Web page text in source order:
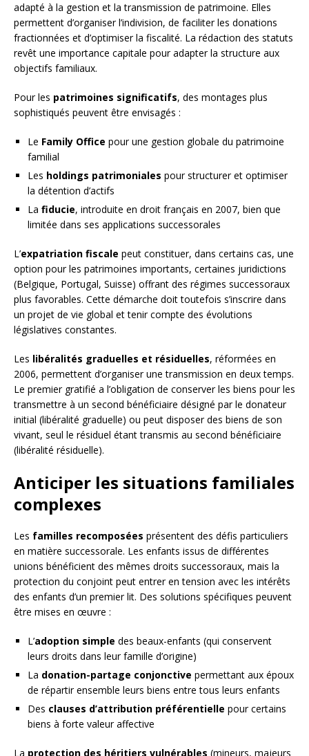
adapté à la gestion et la transmission de patrimoine. Elles
permettent d’organiser l’indivision, de faciliter les donations
fractionnées et d’optimiser la fiscalité. La rédaction des statuts
revêt une importance capitale pour adapter la structure aux
objectifs familiaux.
Pour les patrimoines significatifs, des montages plus
sophistiqués peuvent être envisagés :
Le Family Office pour une gestion globale du patrimoine
familial
Les holdings patrimoniales pour structurer et optimiser
la détention d’actifs
La fiducie, introduite en droit français en 2007, bien que
limitée dans ses applications successorales
L’expatriation fiscale peut constituer, dans certains cas, une
option pour les patrimoines importants, certaines juridictions
(Belgique, Portugal, Suisse) offrant des régimes successoraux
plus favorables. Cette démarche doit toutefois s’inscrire dans
un projet de vie global et tenir compte des évolutions
législatives constantes.
Les libéralités graduelles et résiduelles, réformées en
2006, permettent d’organiser une transmission en deux temps.
Le premier gratifié a l’obligation de conserver les biens pour les
transmettre à un second bénéficiaire désigné par le donateur
initial (libéralité graduelle) ou peut disposer des biens de son
vivant, seul le résiduel étant transmis au second bénéficiaire
(libéralité résiduelle).
Anticiper les situations familiales
complexes
Les familles recomposées présentent des défis particuliers
en matière successorale. Les enfants issus de différentes
unions bénéficient des mêmes droits successoraux, mais la
protection du conjoint peut entrer en tension avec les intérêts
des enfants d’un premier lit. Des solutions spécifiques peuvent
être mises en œuvre :
L’adoption simple des beaux-enfants (qui conservent
leurs droits dans leur famille d’origine)
La donation-partage conjonctive permettant aux époux
de répartir ensemble leurs biens entre tous leurs enfants
Des clauses d’attribution préférentielle pour certains
biens à forte valeur affective
La protection des héritiers vulnérables (mineurs, majeurs